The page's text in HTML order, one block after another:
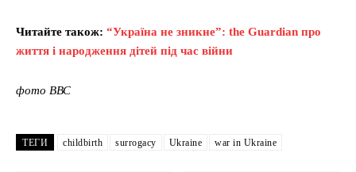
Читайте також: “Україна не зникне”: the Guardian про
життя і народження дітей під час війни
фото ВВС
ТЕГИ childbirth surrogacy Ukraine war in Ukraine